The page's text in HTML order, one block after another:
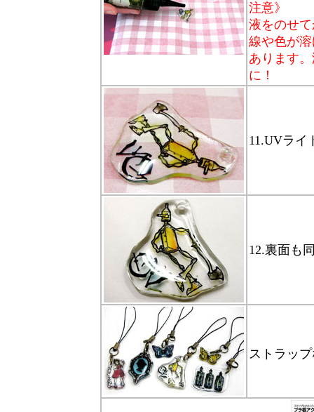
注意》
液をのせ
線や色が
あります
に！
11.UVライ
12.裏面も
ストラッ